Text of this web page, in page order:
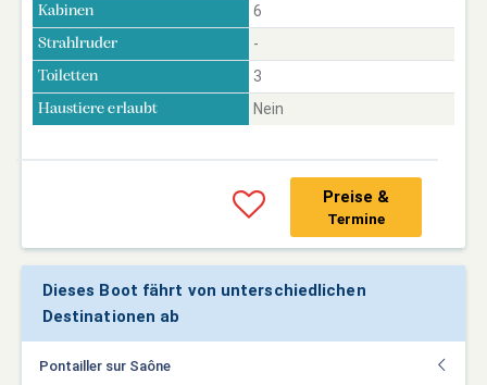
Kabinen 6
Strahlruder -
Toiletten 3
Haustiere erlaubt Nein
Preise &
Termine
Dieses Boot fährt von unterschiedlichen
Destinationen ab
Pontailler sur Saône